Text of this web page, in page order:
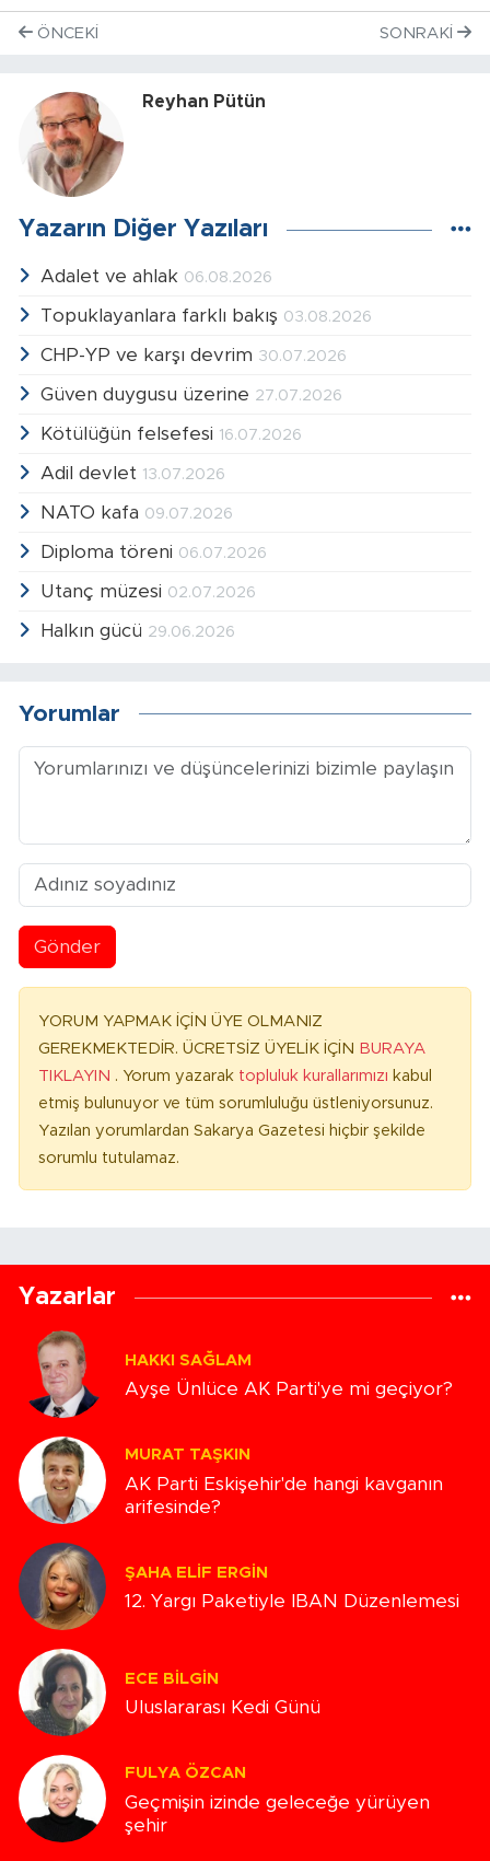
ÖNCEKI SONRAKI
Reyhan Pütün
Yazarın Diğer Yazıları
Adalet ve ahlak 06.08.2026
Topuklayanlara farklı bakış 03.08.2026
CHP-YP ve karşı devrim 30.07.2026
Güven duygusu üzerine 27.07.2026
Kötülüğün felsefesi 16.07.2026
Adil devlet 13.07.2026
NATO kafa 09.07.2026
Diploma töreni 06.07.2026
Utanç müzesi 02.07.2026
Halkın gücü 29.06.2026
Yorumlar
Gönder
YORUM YAPMAK İÇİN ÜYE OLMANIZ
GEREKMEKTEDİR. ÜCRETSİZ ÜYELİK İÇİN BURAYA
TIKLAYIN . Yorum yazarak topluluk kurallarımızı kabul
etmiş bulunuyor ve tüm sorumluluğu üstleniyorsunuz.
Yazılan yorumlardan Sakarya Gazetesi hiçbir şekilde
sorumlu tutulamaz.
Yazarlar
HAKKI SAĞLAM
Ayşe Ünlüce AK Parti'ye mi geçiyor?
MURAT TAŞKIN
AK Parti Eskişehir'de hangi kavganın
arifesinde?
ŞAHA ELIF ERGIN
12. Yargı Paketiyle IBAN Düzenlemesi
ECE BILGIN
Uluslararası Kedi Günü
FULYA ÖZCAN
Geçmişin izinde geleceğe yürüyen
şehir